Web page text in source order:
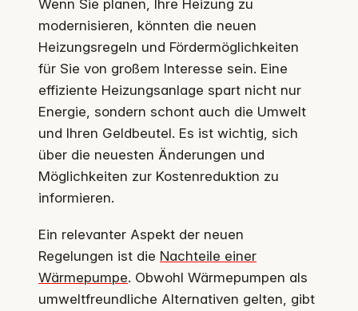
Wenn Sie planen, Ihre Heizung zu
modernisieren, könnten die neuen
Heizungsregeln und Fördermöglichkeiten
für Sie von großem Interesse sein. Eine
effiziente Heizungsanlage spart nicht nur
Energie, sondern schont auch die Umwelt
und Ihren Geldbeutel. Es ist wichtig, sich
über die neuesten Änderungen und
Möglichkeiten zur Kostenreduktion zu
informieren.
Ein relevanter Aspekt der neuen
Regelungen ist die Nachteile einer
Wärmepumpe. Obwohl Wärmepumpen als
umweltfreundliche Alternativen gelten, gibt